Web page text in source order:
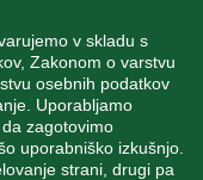
v skladu s
Zakonom o varstvu
osebnih podatkov
Uporabljamo
zagotovimo
uporabniško izkušnjo.
strani, drugi pa